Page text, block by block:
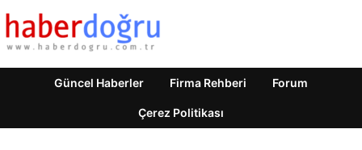
Güncel Haberler Firma Rehberi Forum
Çerez Politikası